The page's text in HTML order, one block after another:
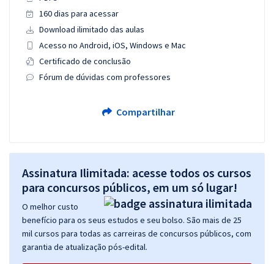
160 dias para acessar
Download ilimitado das aulas
Acesso no Android, iOS, Windows e Mac
Certificado de conclusão
Fórum de dúvidas com professores
Compartilhar
Assinatura Ilimitada: acesse todos os cursos
para concursos públicos, em um só lugar!
O melhor custo
benefício para os seus estudos e seu bolso. São mais de 25
mil cursos para todas as carreiras de concursos públicos, com
garantia de atualização pós-edital.